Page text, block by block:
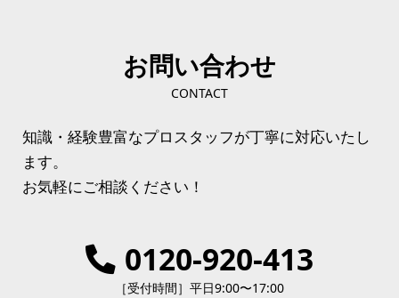
お問い合わせ
CONTACT
知識・経験豊富なプロスタッフが丁寧に対応いたし
ます。
お気軽にご相談ください！
0120-920-413
［受付時間］平日9:00〜17:00